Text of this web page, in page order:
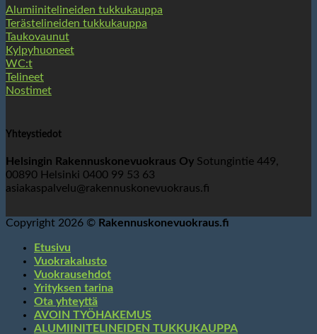
Alumiinitelineiden tukkukauppa
Terästelineiden tukkukauppa
Taukovaunut
Kylpyhuoneet
WC:t
Telineet
Nostimet
Yhteystiedot
Helsingin Rakennuskonevuokraus Oy Sotungintie 449,
00890 Helsinki 0400 99 53 63
asiakaspalvelu@rakennuskonevuokraus.fi
Copyright 2026 © Rakennuskonevuokraus.fi
Etusivu
Vuokrakalusto
Vuokrausehdot
Yrityksen tarina
Ota yhteyttä
AVOIN TYÖHAKEMUS
ALUMIINITELINEIDEN TUKKUKAUPPA